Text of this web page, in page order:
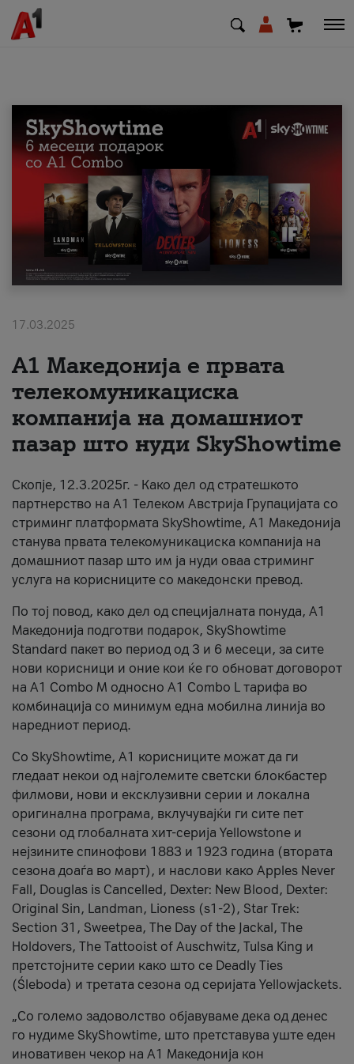
EN SQ
Приватни Деловни
Поддршка
Надополни кредит
#ПодобарОнлајн
17.03.2025
А1 Македонија е првата
телекомуникациска
компанија на домашниот
пазар што нуди SkyShowtime
Скопје, 12.3.2025г. - Како дел од стратешкото
партнерство на А1 Телеком Австрија Групацијата со
стриминг платформата SkyShowtime, А1 Македонија
станува првата телекомуникациска компанија на
домашниот пазар што им ја нуди оваа стриминг
услуга на корисниците со македонски превод.
По тој повод, како дел од специјалната понуда, А1
Македонија подготви подарок, SkyShowtime
Standard пакет во период од 3 и 6 месеци, за сите
нови корисници и оние кои ќе го обноват договорот
на А1 Combo M односно А1 Combo L тарифа во
комбинација со минимум една мобилна линија во
наредниот период.
Со SkyShowtime, А1 корисниците можат да ги
гледаат некои од најголемите светски блокбастер
филмови, нови и ексклузивни серии и локална
оригинална програма, вклучувајќи ги сите пет
сезони од глобалната хит-серија Yellowstone и
нејзините спинофови 1883 и 1923 година (втората
сезона доаѓа во март), и наслови како Apples Never
Fall, Douglas is Cancelled, Dexter: New Blood, Dexter:
Original Sin, Landman, Lioness (s1-2), Star Trek:
Section 31, Sweetpea, The Day of the Jackal, The
Holdovers, The Tattooist of Auschwitz, Tulsa King и
претстојните серии како што се Deadly Ties
(Śleboda) и третата сезона од серијата Yellowjackets.
„Со големо задоволство објавуваме дека од денес
го нудиме SkyShowtime, што претставува уште еден
иновативен чекор на А1 Македонија кон